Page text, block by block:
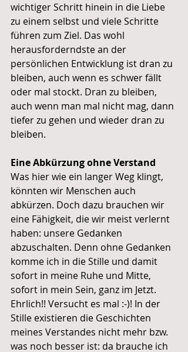
wichtiger Schritt hinein in die Liebe
zu einem selbst und viele Schritte
führen zum Ziel. Das wohl
herausforderndste an der
persönlichen Entwicklung ist dran zu
bleiben, auch wenn es schwer fällt
oder mal stockt. Dran zu bleiben,
auch wenn man mal nicht mag, dann
tiefer zu gehen und wieder dran zu
bleiben.
Eine Abkürzung ohne Verstand
Was hier wie ein langer Weg klingt,
könnten wir Menschen auch
abkürzen. Doch dazu brauchen wir
eine Fähigkeit, die wir meist verlernt
haben: unsere Gedanken
abzuschalten. Denn ohne Gedanken
komme ich in die Stille und damit
sofort in meine Ruhe und Mitte,
sofort in mein Sein, ganz im Jetzt.
Ehrlich!! Versucht es mal :-)! In der
Stille existieren die Geschichten
meines Verstandes nicht mehr bzw.
was noch besser ist: da brauche ich